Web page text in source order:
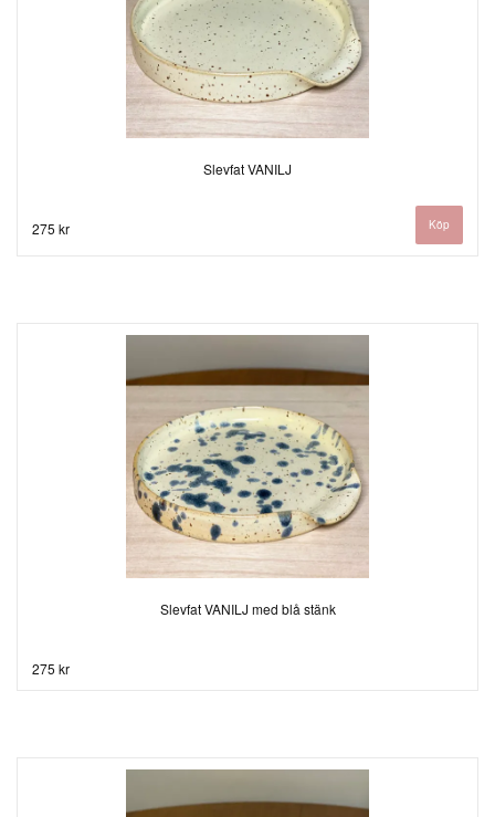
Slevfat VANILJ
275 kr
Slevfat VANILJ med blå stänk
275 kr